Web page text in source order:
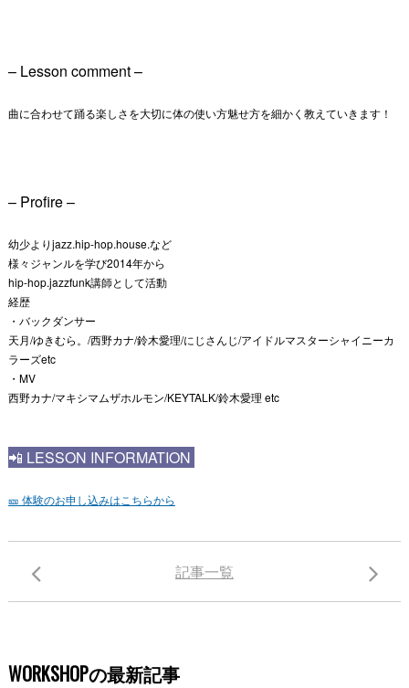
– Lesson comment –
曲に合わせて踊る楽しさを大切に体の使い方魅せ方を細かく教えていきます！
– Profire –
幼少よりjazz.hip-hop.house.など
様々ジャンルを学び2014年から
hip-hop.jazzfunk講師として活動
経歴
・バックダンサー
天月/ゆきむら。/西野カナ/鈴木愛理/にじさんじ/アイドルマスターシャイニーカ
ラーズetc
・MV
西野カナ/マキシマムザホルモン/KEYTALK/鈴木愛理 etc
📲 LESSON INFORMATION
🎫 体験のお申し込みはこちらから
記事一覧
WORKSHOPの最新記事